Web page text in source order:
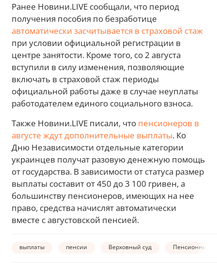
Ранее Новини.LIVE сообщали, что период
получения пособия по безработице
автоматически засчитывается в страховой стаж
при условии официальной регистрации в
центре занятости. Кроме того, со 2 августа
вступили в силу изменения, позволяющие
включать в страховой стаж периоды
официальной работы даже в случае неуплаты
работодателем единого социального взноса.
Также Новини.LIVE писали, что пенсионеров в
августе ждут дополнительные выплаты. Ко
Дню Независимости отдельные категории
украинцев получат разовую денежную помощь
от государства. В зависимости от статуса размер
выплаты составит от 450 до 3 100 гривен, а
большинству пенсионеров, имеющих на нее
право, средства начислят автоматически
вместе с августовской пенсией.
выплаты пенсии Верховный суд Пенсионный